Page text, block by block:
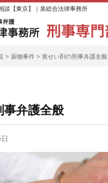
談【東京】｜泉総合法律事務所
薬物事件 覚せい剤の刑事弁護全般
事弁護全般